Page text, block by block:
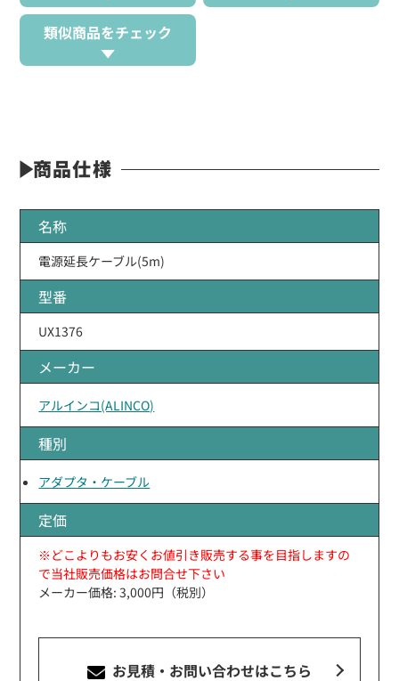
類似商品をチェック
商品仕様
名称
電源延長ケーブル(5m)
型番
UX1376
メーカー
アルインコ(ALINCO)
種別
アダプタ・ケーブル
定価
※どこよりもお安くお値引き販売する事を目指しますの
で当社販売価格はお問合せ下さい
メーカー価格: 3,000円（税別）
お見積・お問い合わせはこちら